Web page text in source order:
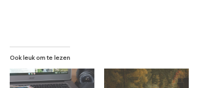
Ook leuk om te lezen